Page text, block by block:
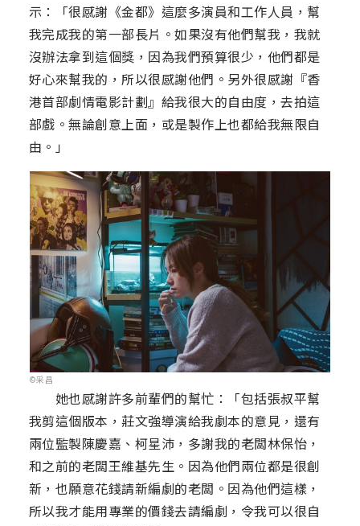
示：「很感謝《金都》這麼多演員和工作人員，幫
我完成我的第一部長片。如果沒有他們幫我，我就
沒辦法拿到這個獎，因為我們預算很少，他們都是
好心來幫我的，所以很感謝他們。另外很感謝『香
港首部劇情電影計劃』給我很大的自由度，去拍這
部戲。無論創意上面，或是製作上也都給我無限自
由。」
©采昌
她也感謝許多前輩們的幫忙：「包括張叔平幫
我剪這個版本，莊文強導演給我劇本的意見，還有
兩位監製陳慶嘉、柯星沛，多謝我的老闆林保怡，
和之前的老闆王維基先生。因為他們兩位都是很創
新，也願意花錢請新編劇的老闆。因為他們這樣，
所以我才能用專業的價錢去請編劇，令我可以很自